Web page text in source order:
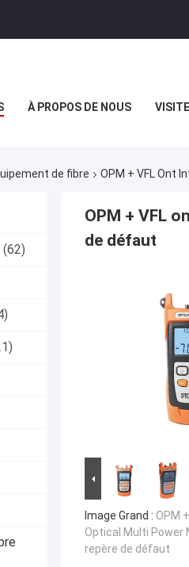
À PROPOS DE NOUS
de fibre OPM + VFL Ont
(62)
OPM + VFL
de défaut
Image Grand : OPM
Optical Multi Power
repère de défaut